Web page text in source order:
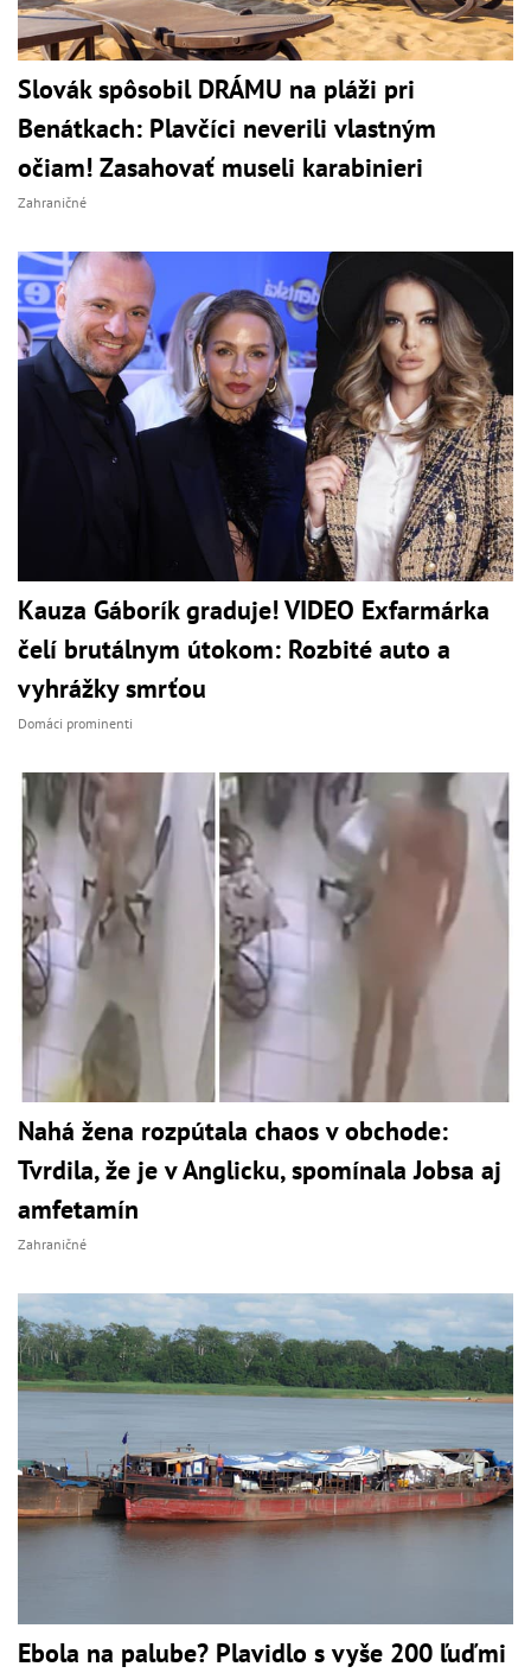
Slovák spôsobil DRÁMU na pláži pri
Benátkach: Plavčíci neverili vlastným
očiam! Zasahovať museli karabinieri
Zahraničné
Kauza Gáborík graduje! VIDEO Exfarmárka
čelí brutálnym útokom: Rozbité auto a
vyhrážky smrťou
Domáci prominenti
Nahá žena rozpútala chaos v obchode:
Tvrdila, že je v Anglicku, spomínala Jobsa aj
amfetamín
Zahraničné
Ebola na palube? Plavidlo s vyše 200 ľuďmi